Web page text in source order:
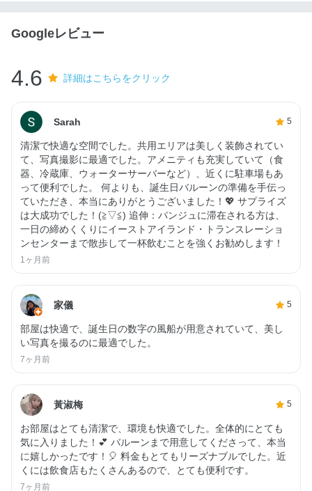
Googleレビュー
4.6 詳細はこちらをクリック
Sarah 5
清潔で快適な空間でした。共用エリアは美しく装飾されてい
て、写真撮影に最適でした。アメニティも充実していて（食
器、冷蔵庫、ウォーターサーバーなど）、近くに駐車場もあ
って便利でした。 何よりも、誕生日バルーンの準備を手伝っ
ていただき、本当にありがとうございました！💖 サプライズ
は大成功でした！(≧▽≦) 追伸：パンジュに滞在される方は、
一日の締めくくりにイーストアイランド・トランスレーショ
ンセンターまで散歩して一杯飲むことを強くお勧めします！
1ヶ月前
家儀 5
部屋は快適で、誕生日の数字の風船が用意されていて、美し
い写真を撮るのに最適でした。
7ヶ月前
黃淑梅 5
お部屋はとても清潔で、環境も快適でした。全体的にとても
気に入りました！💕 バルーンまで用意してくださって、本当
に嬉しかったです！🎈 料金もとてもリーズナブルでした。近
くには飲食店もたくさんあるので、とても便利です。
7ヶ月前